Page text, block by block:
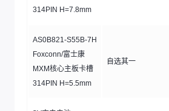
314PIN H=7.8mm
AS0B821-S55B-7H
Foxconn/富士康
MXM核心主板卡槽
314PIN H=5.5mm
自选其一